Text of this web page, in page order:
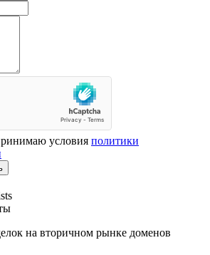
условия политики
на вторичном рынке доменов